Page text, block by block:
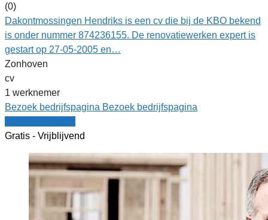
(0)
Dakontmossingen Hendriks is een cv die bij de KBO bekend
is onder nummer 874236155. De renovatiewerken expert is
gestart op 27-05-2005 en…
Zonhoven
cv
1 werknemer
Bezoek bedrijfspagina Bezoek bedrijfspagina
Gratis - Vrijblijvend